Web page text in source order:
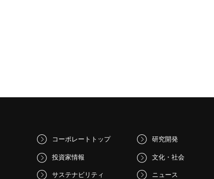
コーポレートトップ
投資家情報
サステナビリティ
研究開発
文化・社会
ニュース